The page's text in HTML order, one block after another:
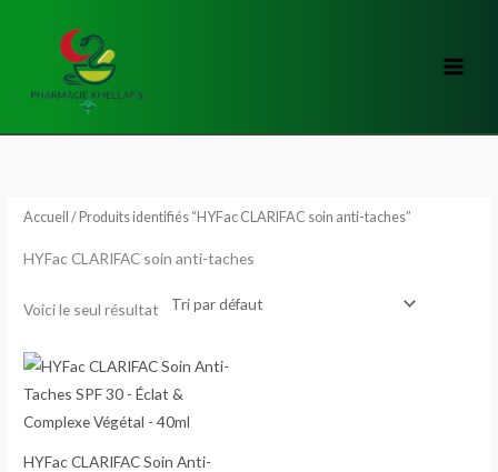
Accueil / Produits identifiés “HYFac CLARIFAC soin anti-taches”
HYFac CLARIFAC soin anti-taches
Voici le seul résultat
HYFac CLARIFAC Soin Anti-